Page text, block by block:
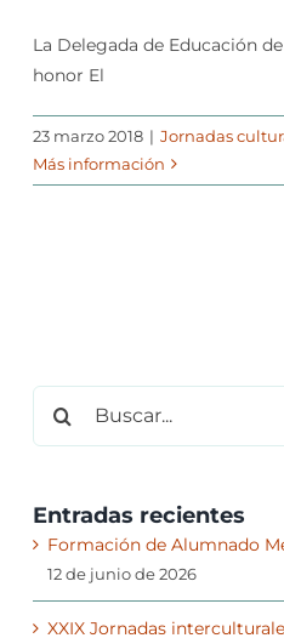
La Delegada de Educación
honor El
23 marzo 2018 | Jornadas
Más información
Entradas recientes
Formación de Alumnado
12 de junio de 2026
XXIX Jornadas